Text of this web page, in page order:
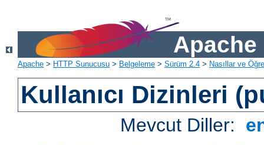
Apache
Apache > HTTP Sunucusu > Belgeleme > Sürüm 2.4 > Nasıllar ve
Kullanıcı Dizinleri
Mevcut Diller: